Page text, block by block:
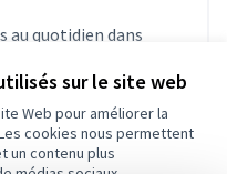
sur le site web
Web pour améliorer la
cookies nous permettent
un contenu plus
au quotidien dans
un panier peut
que le silence